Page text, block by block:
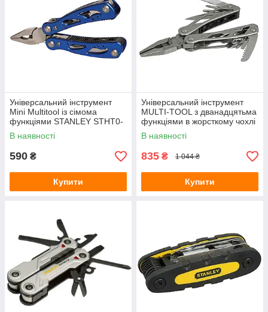
Універсальний інструмент
Mini Multitool із сімома
функціями STANLEY STHT0-
70648
В наявності
590 ₴
Купити
Універсальний інструмент
MULTI-TOOL з дванадцятьма
функціями в жорсткому чохлі
для поясного носіння
STANLEY 0-84-519
В наявності
835 ₴ 1 044 ₴
Купити